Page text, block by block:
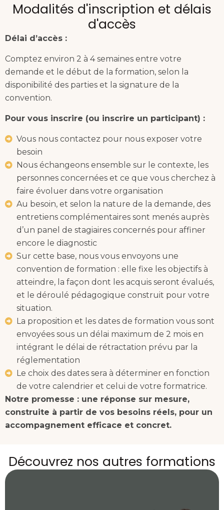
Modalités d'inscription et délais
d'accès
Délai d’accès :
Comptez environ 2 à 4 semaines entre votre
demande et le début de la formation, selon la
disponibilité des parties et la signature de la
convention.
Pour vous inscrire (ou inscrire un participant) :
Vous nous contactez pour nous exposer votre
besoin
Nous échangeons ensemble sur le contexte, les
personnes concernées et ce que vous cherchez à
faire évoluer dans votre organisation
Au besoin, et selon la nature de la demande, des
entretiens complémentaires sont menés auprès
d’un panel de stagiaires concernés pour affiner
encore le diagnostic
Sur cette base, nous vous envoyons une
convention de formation : elle fixe les objectifs à
atteindre, la façon dont les acquis seront évalués,
et le déroulé pédagogique construit pour votre
situation.
La proposition et les dates de formation vous sont
envoyées sous un délai maximum de 2 mois en
intégrant le délai de rétractation prévu par la
réglementation
Le choix des dates sera à déterminer en fonction
de votre calendrier et celui de votre formatrice.
Notre promesse : une réponse sur mesure,
construite à partir de vos besoins réels, pour un
accompagnement efficace et concret.
Découvrez nos autres formations